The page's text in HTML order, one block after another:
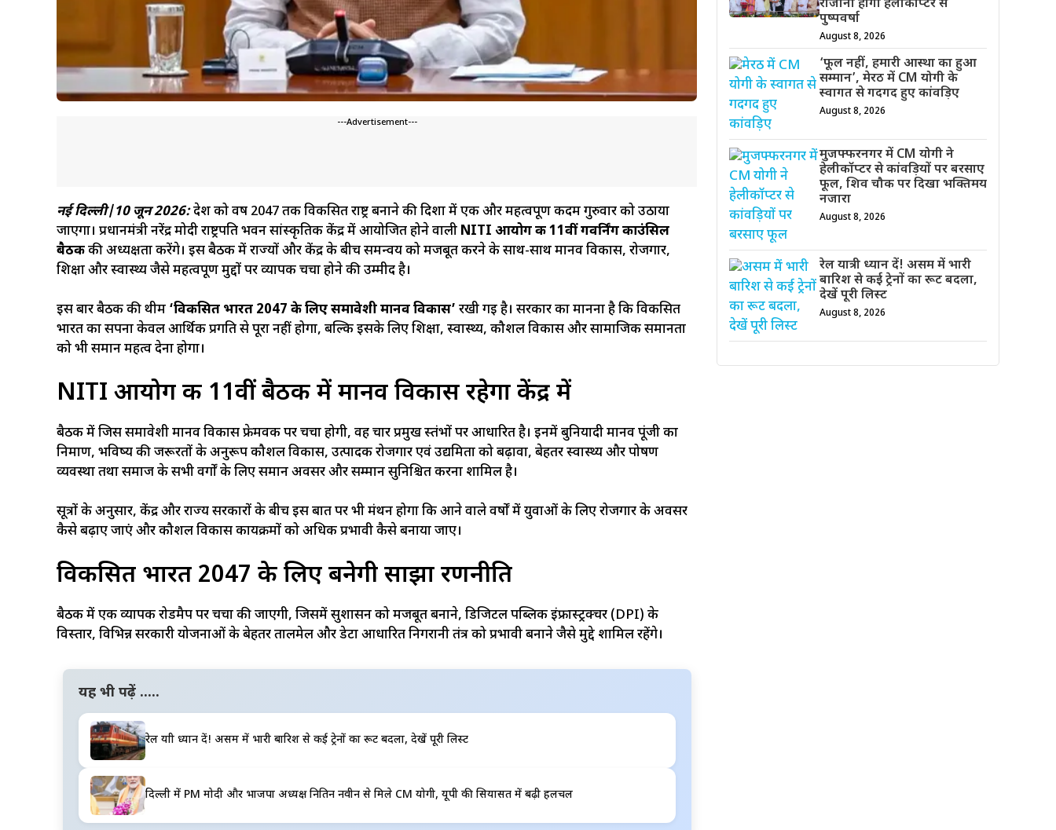
---Advertisement---
नई दिल्ली|10 जून 2026:देश को वर्ष 2047 तक विकसित राष्ट्र बनाने की दिशा में एक और महत्वपूर्ण कदम गुरुवार को उठाया
जाएगा। प्रधानमंत्री नरेंद्र मोदी राष्ट्रपति भवन सांस्कृतिक केंद्र में आयोजित होने वाली NITI आयोग की 11वीं गवर्निंग काउंसिल
बैठककी अध्यक्षता करेंगे। इस बैठक में राज्यों और केंद्र के बीच समन्वय को मजबूत करने के साथ-साथ मानव विकास, रोजगार,
शिक्षा और स्वास्थ्य जैसे महत्वपूर्ण मुद्दों पर व्यापक चर्चा होने की उम्मीद है।
इस बार बैठक की थीम ‘विकसित भारत 2047 के लिए समावेशी मानव विकास’ रखी गई है। सरकार का मानना है कि विकसित
भारत का सपना केवल आर्थिक प्रगति से पूरा नहीं होगा, बल्कि इसके लिए शिक्षा, स्वास्थ्य, कौशल विकास और सामाजिक समानता
को भी समान महत्व देना होगा।
NITI आयोग की 11वीं बैठक में मानव विकास रहेगा केंद्र में
बैठक में जिस समावेशी मानव विकास फ्रेमवर्क पर चर्चा होगी, वह चार प्रमुख स्तंभों पर आधारित है। इनमें बुनियादी मानव पूंजी का
निर्माण, भविष्य की जरूरतों के अनुरूप कौशल विकास, उत्पादक रोजगार एवं उद्यमिता को बढ़ावा, बेहतर स्वास्थ्य और पोषण
व्यवस्था तथा समाज के सभी वर्गों के लिए समान अवसर और सम्मान सुनिश्चित करना शामिल है।
सूत्रों के अनुसार, केंद्र और राज्य सरकारों के बीच इस बात पर भी मंथन होगा कि आने वाले वर्षों में युवाओं के लिए रोजगार के अवसर
कैसे बढ़ाए जाएं और कौशल विकास कार्यक्रमों को अधिक प्रभावी कैसे बनाया जाए।
विकसित भारत 2047 के लिए बनेगी साझा रणनीति
बैठक में एक व्यापक रोडमैप पर चर्चा की जाएगी, जिसमें सुशासन को मजबूत बनाने, डिजिटल पब्लिक इंफ्रास्ट्रक्चर (DPI) के
विस्तार, विभिन्न सरकारी योजनाओं के बेहतर तालमेल और डेटा आधारित निगरानी तंत्र को प्रभावी बनाने जैसे मुद्दे शामिल रहेंगे।
यह भी पढ़ें .....
रेल यात्री ध्यान दें! असम में भारी बारिश से कई ट्रेनों का रूट बदला, देखें पूरी लिस्ट
दिल्ली में PM मोदी और भाजपा अध्यक्ष नितिन नवीन से मिले CM योगी, यूपी की सियासत में बढ़ी हलचल
रोजाना होगी हेलीकॉप्टर से
पुष्पवर्षा
August 8, 2026
‘फूल नहीं, हमारी आस्था का हुआ
सम्मान’, मेरठ में CM योगी के
स्वागत से गदगद हुए कांवड़िए
August 8, 2026
मुजफ्फरनगर में CM योगी ने
हेलीकॉप्टर से कांवड़ियों पर बरसाए
फूल, शिव चौक पर दिखा भक्तिमय
नजारा
August 8, 2026
रेल यात्री ध्यान दें! असम में भारी
बारिश से कई ट्रेनों का रूट बदला,
देखें पूरी लिस्ट
August 8, 2026